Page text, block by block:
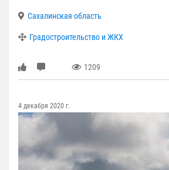
Сахалинская область
Градостроительство и ЖКХ
1209
4 декабря 2020 г.